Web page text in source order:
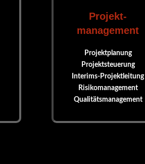
Projekt-
management
Projektplanung
Projektsteuerung
Interims-Projektleitung
Risikomanagement
Qualitätsmanagement